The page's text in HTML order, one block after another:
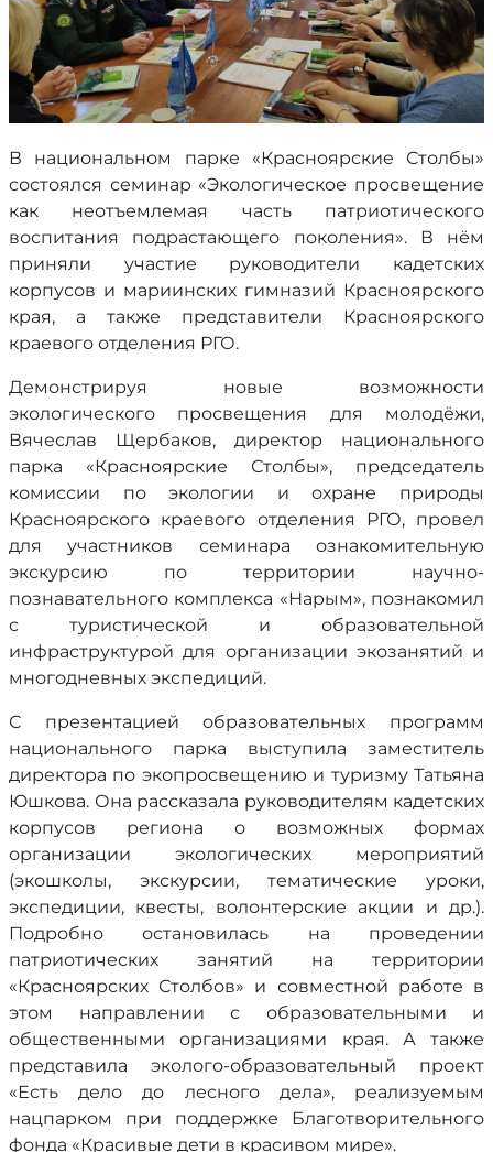
В национальном парке «Красноярские Столбы»
состоялся семинар «Экологическое просвещение
как неотъемлемая часть патриотического
воспитания подрастающего поколения». В нём
приняли участие руководители кадетских
корпусов и мариинских гимназий Красноярского
края, а также представители Красноярского
краевого отделения РГО.
Демонстрируя новые возможности
экологического просвещения для молодёжи,
Вячеслав Щербаков, директор национального
парка «Красноярские Столбы», председатель
комиссии по экологии и охране природы
Красноярского краевого отделения РГО, провел
для участников семинара ознакомительную
экскурсию по территории научно-
познавательного комплекса «Нарым», познакомил
с туристической и образовательной
инфраструктурой для организации экозанятий и
многодневных экспедиций.
С презентацией образовательных программ
национального парка выступила заместитель
директора по экопросвещению и туризму Татьяна
Юшкова. Она рассказала руководителям кадетских
корпусов региона о возможных формах
организации экологических мероприятий
(экошколы, экскурсии, тематические уроки,
экспедиции, квесты, волонтерские акции и др.).
Подробно остановилась на проведении
патриотических занятий на территории
«Красноярских Столбов» и совместной работе в
этом направлении с образовательными и
общественными организациями края. А также
представила эколого-образовательный проект
«Есть дело до лесного дела», реализуемым
нацпарком при поддержке Благотворительного
фонда «Красивые дети в красивом мире».